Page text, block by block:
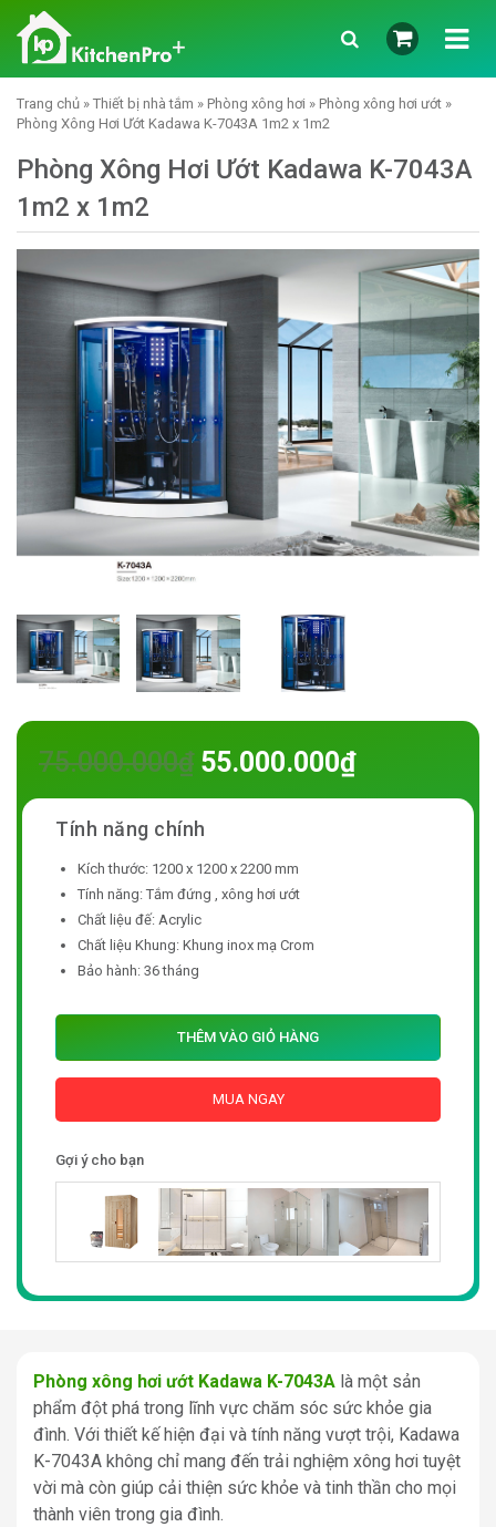
Trang chủ » Thiết bị nhà tắm » Phòng xông hơi » Phòng xông hơi ướt »
Phòng Xông Hơi Ướt Kadawa K-7043A 1m2 x 1m2
Phòng Xông Hơi Ướt Kadawa K-7043A
1m2 x 1m2
75.000.000₫ 55.000.000₫
Kích thước: 1200 x 1200 x 2200 mm
Tính năng: Tắm đứng , xông hơi ướt
Chất liệu đế: Acrylic
Chất liệu Khung: Khung inox mạ Crom
Bảo hành: 36 tháng
THÊM VÀO GIỎ HÀNG
MUA NGAY
Gợi ý cho bạn
Phòng xông hơi ướt Kadawa K-7043A là một sản
phẩm đột phá trong lĩnh vực chăm sóc sức khỏe gia
đình. Với thiết kế hiện đại và tính năng vượt trội, Kadawa
K-7043A không chỉ mang đến trải nghiệm xông hơi tuyệt
vời mà còn giúp cải thiện sức khỏe và tinh thần cho mọi
thành viên trong gia đình.